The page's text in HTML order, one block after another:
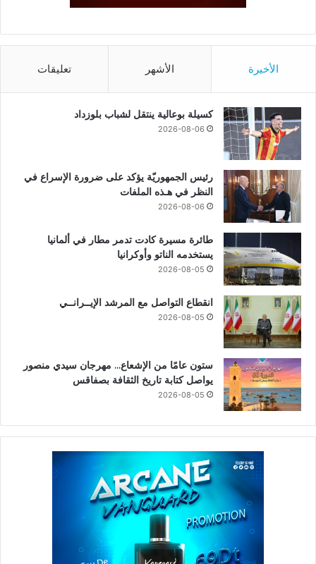
الأخيرة الأشهر تعليقات
كسيلة بوعالية ينتقل لشباب بلوزداد
2026-08-06
رئيس الجمهوريّة يؤكد على ضرورة الإسراع في
النظر في هـذه الملفات
2026-08-06
طائرة مسيرة كادت تدمر مطار في ألمانيا
يستخدمه الناتو وأوكرانيا
2026-08-05
انقطاع التواصل مع المرشد الإيــرانــي
2026-08-05
ستون عامًا من الإشعاع… مهرجان سيدي منصور
يواصل كتابة تاريخ الثقافة بصفاقس
2026-08-05